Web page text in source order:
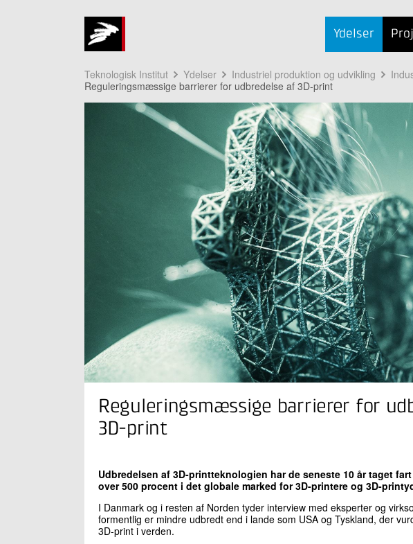
Ydelser
Teknologisk Institut Ydelser Industriel produktion og udvikling
Reguleringsmæssige barrierer for udbredelse af 3D-print
Reguleringsmæssige barrierer for
3D-print
Udbredelsen af 3D-printteknologien har de seneste 10 år taget
over 500 procent i det globale marked for 3D-printere og 3D-
I Danmark og i resten af Norden tyder interview med eksperter og
formentlig er mindre udbredt end i lande som USA og Tyskland, der
3D-print i verden.